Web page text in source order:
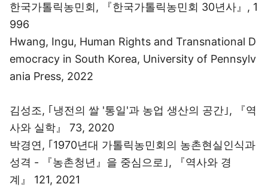
한국가톨릭농민회, 『한국가톨릭농민회 30년사』, 1
996
Hwang, Ingu, Human Rights and Transnational D
emocracy in South Korea, University of Pennsylv
ania Press, 2022
김성조, ｢냉전의 쌀 '통일'과 농업 생산의 공간｣, 『역
사와 실학』 73, 2020
박경연, ｢1970년대 가톨릭농민회의 농촌현실인식과
성격 - 『농촌청년』을 중심으로｣, 『역사와 경
계』 121, 2021